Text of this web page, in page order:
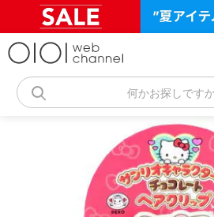
何かお探しです